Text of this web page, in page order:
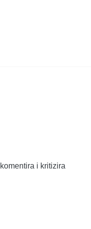
i kritizira